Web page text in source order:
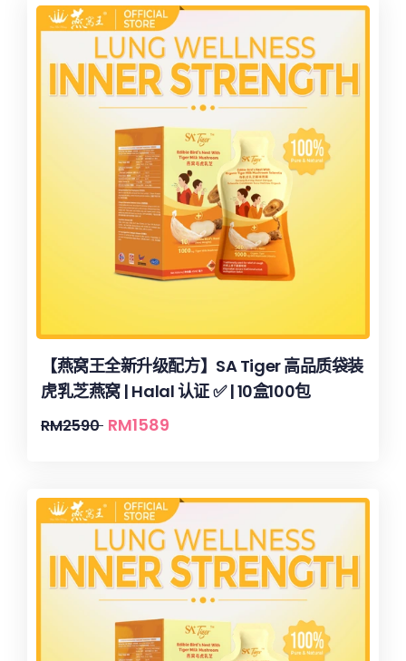
【燕窝王全新升级配方】SA Tiger 高品质袋装
虎乳芝燕窝 | Halal 认证 ✅ | 10盒100包
RM2590 RM1589